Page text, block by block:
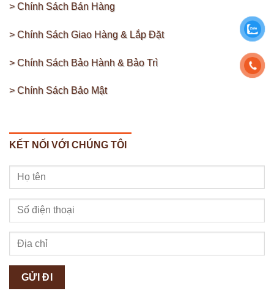
> Chính Sách Bán Hàng
> Chính Sách Giao Hàng & Lắp Đặt
> Chính Sách Bảo Hành & Bảo Trì
> Chính Sách Bảo Mật
KẾT NỐI VỚI CHÚNG TÔI